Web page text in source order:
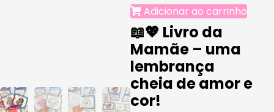
Adicionar ao carrinho
📖💖 Livro da
Mamãe – uma
lembrança
cheia de amor e
cor!